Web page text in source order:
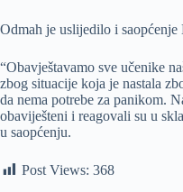
Odmah je uslijedilo i saopćenje
“Obavještavamo sve učenike
zbog situacije koja je nastala
da nema potrebe za panikom.
obaviješteni i reagovali su u
u saopćenju.
Post Views: 368